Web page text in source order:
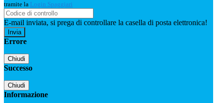
tramite la Login Spaggiari
E-mail inviata, si prega di controllare la casella di posta elettronica!
Errore
Chiudi
Successo
Chiudi
Informazione